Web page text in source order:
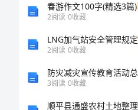
春游作文100字(精选3篇)
2阅读 0收藏
LNG加气站安全管理规定
2阅读 0收藏
3阅读 0收藏